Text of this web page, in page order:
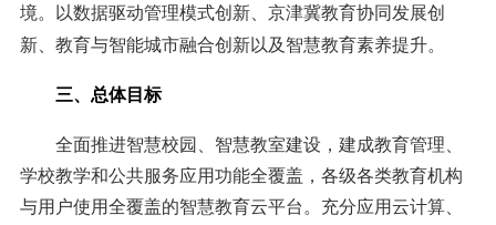
境。以数据驱动管理模式创新、京津冀教育协同发展创
新、教育与智能城市融合创新以及智慧教育素养提升。
三、总体目标
全面推进智慧校园、智慧教室建设，建成教育管理、
学校教学和公共服务应用功能全覆盖，各级各类教育机构
与用户使用全覆盖的智慧教育云平台。充分应用云计算、